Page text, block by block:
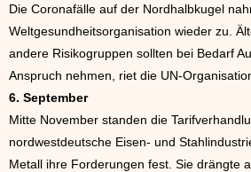
Die Coronafälle auf der Nordhalbkugel
Weltgesundheitsorganisation wieder zu.
andere Risikogruppen sollten bei Bedarf
Anspruch nehmen, riet die UN-
6. September
Mitte November standen die
nordwestdeutsche Eisen- und
Metall ihre Forderungen fest. Sie drängte